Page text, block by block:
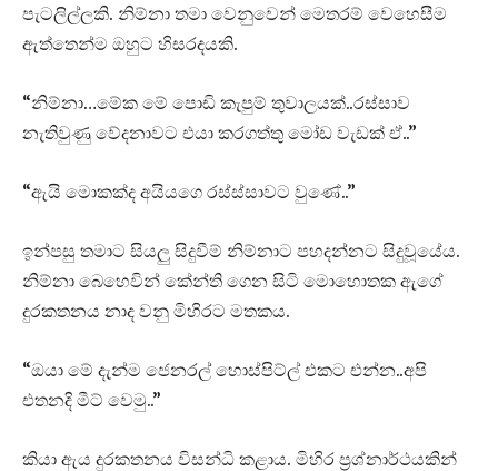
පැටලිල්ලකි. නිම්නා තමා වෙනුවෙන් මෙතරම් වෙහෙසීම
ඇත්තෙන්ම ඔහුට හිසරදයකි.
“නිම්නා…මේක මේ පොඩි කැපුම් තුවාලයක්..රස්සාව
නැතිවුණු වේදනාවට එයා කරගත්තු මෝඩ වැඩක් ඒ..”
“ඇයි මොකක්ද අයියගෙ රස්ස්සාවට වුණේ..”
ඉන්පසු තමාට සියලු සිදුවීම් නිම්නාට පහදන්නට සිදුවූයේය.
නිම්නා බෙහෙවින් කේන්ති ගෙන සිටි මොහොතක ඇගේ
දුරකතනය නාද වනු මිහිරට මතකය.
“ඔයා මේ දැන්ම ජෙනරල් හොස්පිට්ල් එකට එන්න..අපි
එතනදි මීට් වෙමු..”
කියා ඇය දුරකතනය විසන්ධි කළාය. මිහිර ප්‍රශ්නාර්ථයකින්